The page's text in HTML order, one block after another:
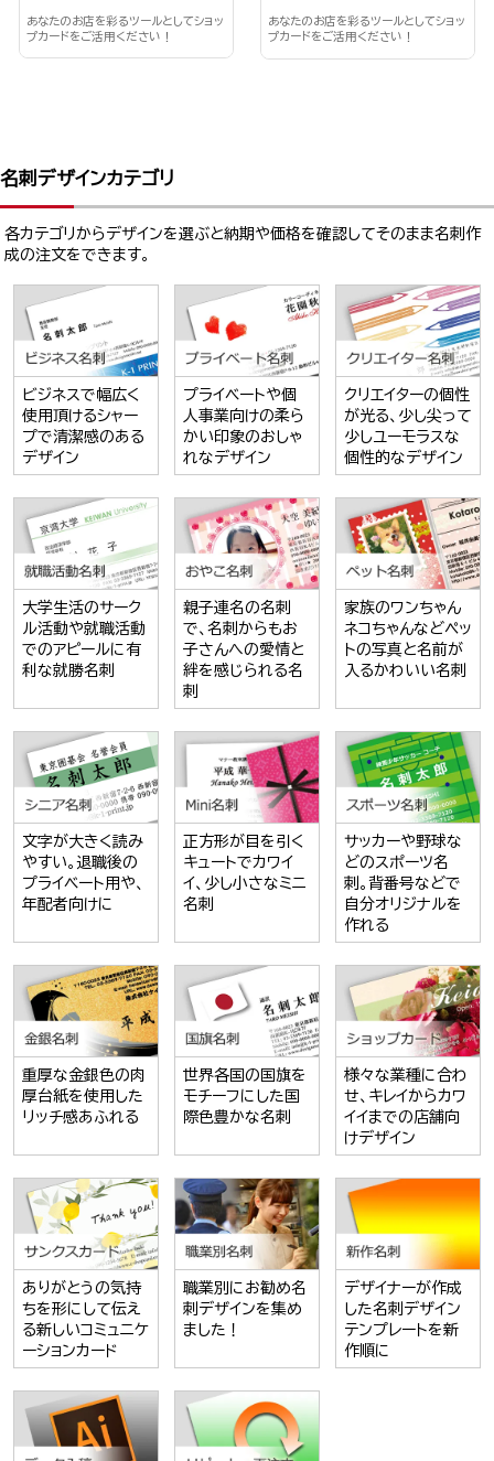
あなたのお店を彩るツールとしてショッ
プカードをご活用ください！
あなたのお店を彩るツールとしてショッ
プカードをご活用ください！
名刺デザインカテゴリ
各カテゴリからデザインを選ぶと納期や価格を確認してそのまま名刺作
成の注文をできます。
ビジネスで幅広く
使用頂けるシャー
プで清潔感のある
デザイン
プライベートや個
人事業向けの柔ら
かい印象のおしゃ
れなデザイン
クリエイターの個性
が光る、少し尖って
少しユーモラスな
個性的なデザイン
大学生活のサーク
ル活動や就職活動
でのアピールに有
利な就勝名刺
親子連名の名刺
で、名刺からもお
子さんへの愛情と
絆を感じられる名
刺
家族のワンちゃん
ネコちゃんなどペッ
トの写真と名前が
入るかわいい名刺
文字が大きく読み
やすい。退職後の
プライベート用や、
年配者向けに
正方形が目を引く
キュートでカワイ
イ、少し小さなミニ
名刺
サッカーや野球な
どのスポーツ名
刺。背番号などで
自分オリジナルを
作れる
重厚な金銀色の肉
厚台紙を使用した
リッチ感あふれる
世界各国の国旗を
モチーフにした国
際色豊かな名刺
様々な業種に合わ
せ、キレイからカワ
イイまでの店舗向
けデザイン
ありがとうの気持
ちを形にして伝え
る新しいコミュニケ
ーションカード
職業別にお勧め名
刺デザインを集め
ました！
デザイナーが作成
した名刺デザイン
テンプレートを新
作順に